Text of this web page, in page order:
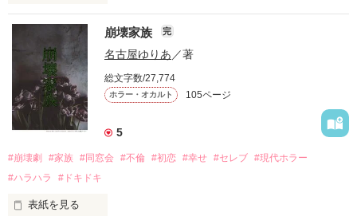
恋と友情、そして……
バケモノを生んで、殺して、殺される物語。
2015.12.27.完結公開
円形の都市で、生きる為に人を殺す。
定められたシステムに抗う事が出来ずに、流されるままに。
殺し殺され、命の灯が完全に消えるまで。
高い壁に阻まれ、出る事が出来ない街。
現れる獣のような怪物。
崩壊家族 完
名古屋ゆりあ／著
総文字数/27,774
ホラー・オカルト 105ページ
5
#崩壊劇 #家族 #同窓会 #不倫 #初恋 #幸せ #セレブ #現代ホラー
#ハラハラ
#ドキドキ
表紙を見る